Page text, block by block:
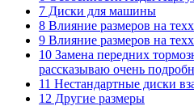
7 Диски для машины
8 Влияние размеров на
9 Влияние размеров на
10 Замена передних
рассказываю очень
11 Нестандартные диски
12 Другие размеры